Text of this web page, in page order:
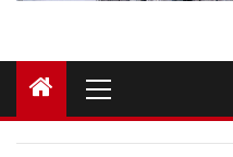
principal